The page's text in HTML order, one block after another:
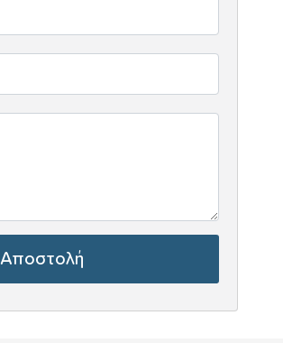
Αποστολή